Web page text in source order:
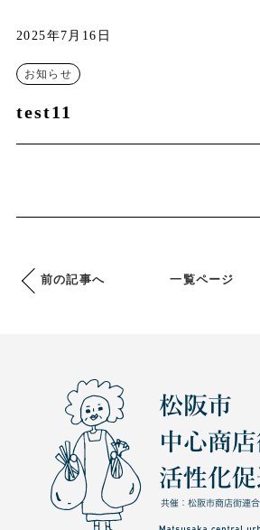
2025年7月16日
お知らせ
test11
前の記事へ 一覧ページ